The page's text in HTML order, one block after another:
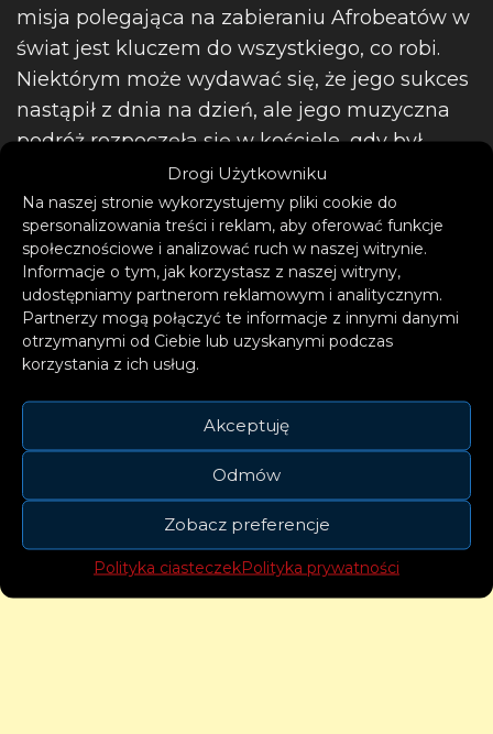
Drogi Użytkowniku
Na naszej stronie wykorzystujemy pliki cookie do
spersonalizowania treści i reklam, aby oferować funkcje
społecznościowe i analizować ruch w naszej witrynie.
Informacje o tym, jak korzystasz z naszej witryny,
udostępniamy partnerom reklamowym i analitycznym.
Partnerzy mogą połączyć te informacje z innymi danymi
otrzymanymi od Ciebie lub uzyskanymi podczas
korzystania z ich usług.
Akceptuję
Odmów
Zobacz preferencje
Polityka ciasteczekPolityka prywatności
misja polegająca na zabieraniu Afrobeatów w
świat jest kluczem do wszystkiego, co robi.
Niektórym może wydawać się, że jego sukces
nastąpił z dnia na dzień, ale jego muzyczna
podróż rozpoczęła się w kościele, gdy był
jeszcze nastolatkiem.